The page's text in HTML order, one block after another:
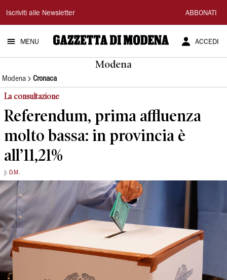
Gazzetta
di
Modena
Iscriviti alle Newsletter ABBONATI
MENU ACCEDI
Modena
Modena Cronaca
La consultazione
Referendum, prima affluenza
molto bassa: in provincia è
all’11,21%
D.M.